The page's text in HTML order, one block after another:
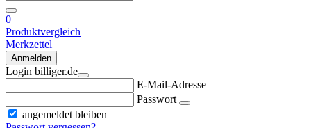
0
Produktvergleich
Merkzettel
Anmelden
Login billiger.de
E-Mail-Adresse
Passwort
angemeldet bleiben